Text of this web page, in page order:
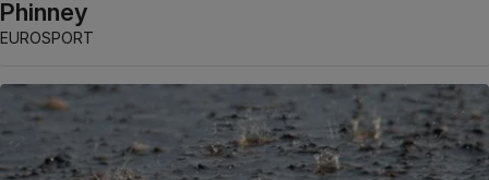
Phinney
EUROSPORT